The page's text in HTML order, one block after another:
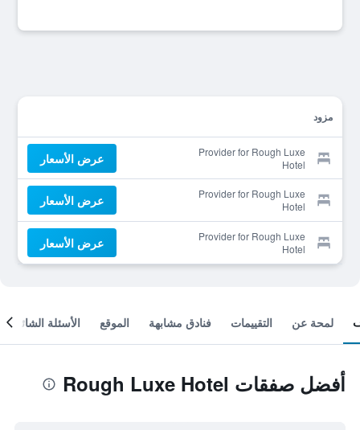
مزود
Provider for Rough Luxe
Hotel
عرض الأسعار
Provider for Rough Luxe
Hotel
عرض الأسعار
Provider for Rough Luxe
Hotel
عرض الأسعار
لمحة عن التقييمات فنادق مشابهة الموقع الأسئلة الشائعة
أفضل صفقات Rough Luxe Hotel